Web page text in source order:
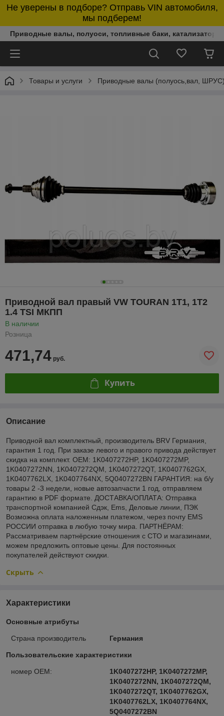
Не уверены в подборе? Отправь VIN автомобиля,
мы подберем!
Приводные валы, полуоси, топливные баки,
Товары и услуги Приводные валы (полуось,вал,
Приводной вал правый VW TOURAN 1T1, 1T2
1.4 TSI МКПП
В наличии
Розница
471,74 руб.
Купить
Описание
Приводной вал комплектный, производитель BRV Германия,
гарантия 1 год. При заказе левого и правого привода действует
скидка на комплект. OEM: 1K0407272HP, 1K0407272MP,
1K0407272NN, 1K0407272QM, 1K0407272QT, 1K0407762GX,
1K0407762LX, 1K0407764NX, 5Q0407272BN ГАРАНТИЯ: на б/у
товары 2 -3 недели, новые автозапчасти 1 год, отправляем
гарантию в PDF формате. ДОСТАВКА/ОПЛАТА: Отправка
транспортной компанией Сдэк, Ems, Деловые линии, ПЭК
Возможна оплата наложенным платежом, через почту EMS
РОССИИ отправка в любую точку мира. ПАРТНЁРАМ:
Рассматриваем партнёрские отношения с СТО и магазинами,
можем предложить оптовые цены. Для постоянных
покупателей действуют скидки.
Скрыть
Характеристики
Основные атрибуты
Страна производитель Германия
Пользовательские характеристики
номер OEM:
1K0407272HP, 1K0407272MP,
1K0407272NN, 1K0407272QM,
1K0407272QT, 1K0407762GX,
1K0407762LX, 1K0407764NX,
5Q0407272BN